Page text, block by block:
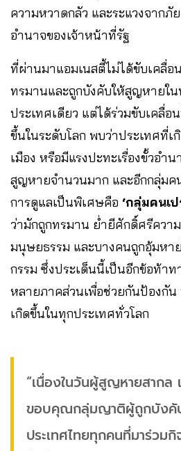
ความหวาดกลัว และระแวงจากภั
อำนาจของเจ้าหน้าที่รัฐ
ที่ผ่านมาแอมเนสตี้ไม่ได้ขับเคลื่อ
ทรมานและถูกบังคับให้สูญหายใน
ประเทศเดียว แต่ได้ร่วมขับเคลื่อ
ขึ้นในระดับโลก พบว่าประเทศที่เ
เมือง หรือมีแรงปะทะเรื่องขั้วอำ
สูญหายจำนวนมาก และอีกกลุ่มค
การดูแลเป็นพิเศษคือ ‘กลุ่มคนเ
ว่ามักถูกทรมาน ย่ำยีศักดิ์ศรีควา
มนุษยธรรม และบางคนถูกอุ้มหา
กรรม ซึ่งประเด็นนี้เป็นอีกข้อท้า
หลายภาคส่วนเพื่อช่วยกันป้องกัน
เกิดขึ้นในทุกประเทศทั่วโลก
“เนื่องในวันผู้สูญหายสากล
ขอบคุณกลุ่มญาติผู้ถูกบังคั
ประเทศไทยทุกคนที่มาร่วมกิ